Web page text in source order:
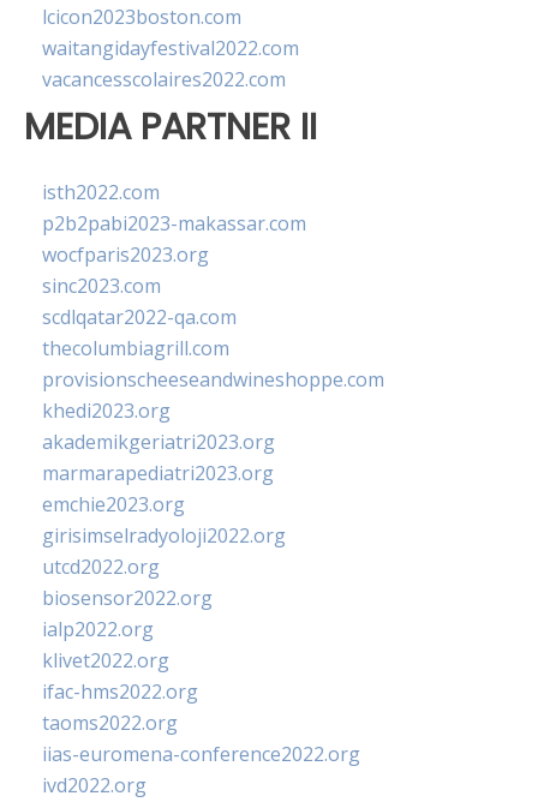
lcicon2023boston.com
waitangidayfestival2022.com
vacancesscolaires2022.com
MEDIA PARTNER II
isth2022.com
p2b2pabi2023-makassar.com
wocfparis2023.org
sinc2023.com
scdlqatar2022-qa.com
thecolumbiagrill.com
provisionscheeseandwineshoppe.com
khedi2023.org
akademikgeriatri2023.org
marmarapediatri2023.org
emchie2023.org
girisimselradyoloji2022.org
utcd2022.org
biosensor2022.org
ialp2022.org
klivet2022.org
ifac-hms2022.org
taoms2022.org
iias-euromena-conference2022.org
ivd2022.org